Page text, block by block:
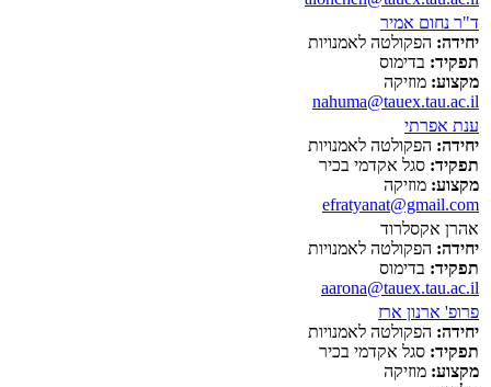
ד"ר נחום אמיר
יחידה: הפקולטה לאמנויות
תפקיד: בדימוס
מקצוע: מוזיקה
nahuma@tauex.tau.ac.il
ענת אפרתי
יחידה: הפקולטה לאמנויות
תפקיד: סגל אקדמי בכיר
מקצוע: מוזיקה
efratyanat@gmail.com
אהרן אקסלרוד
יחידה: הפקולטה לאמנויות
תפקיד: בדימוס
aarona@tauex.tau.ac.il
פרופ' ארנון ארז
יחידה: הפקולטה לאמנויות
תפקיד: סגל אקדמי בכיר
מקצוע: מוזיקה